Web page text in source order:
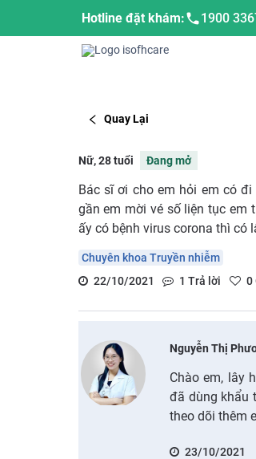
Hotline đặt khám: 1900
Quay Lại
Nữ, 28 tuổi Đang mở
Bác sĩ ơi cho em hỏi em có
gần em mời vé số liện tục em
ấy có bệnh virus corona thì có
Chuyên khoa Truyền nhiễm
22/10/2021
1 Trả lời 0
Nguyễn Thị
Chào em, lây
đã dùng khẩu
theo dõi thêm
23/10/2021